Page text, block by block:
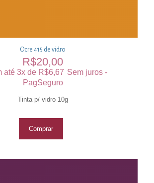
Ocre 415 de vidro
R$20,00
até 3x de R$6,67 Sem juros -
PagSeguro
Tinta p/ vidro 10g
Comprar